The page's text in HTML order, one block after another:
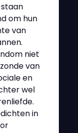
om hun
van
niet
van
en
wel
in